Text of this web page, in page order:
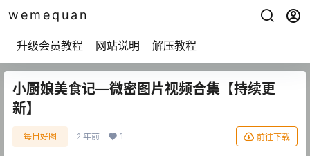
wemequan
升级会员教程 网站说明 解压教程
小厨娘美食记—微密图片视频合集【持续更
新】
每日好图 2 年前 1 前往下载